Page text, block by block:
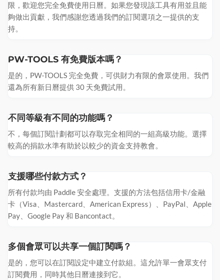
限，歡迎您完全免費使用日曆。如果您發現該工具有用並且能
夠做出貢獻，我們感謝您透過我們的訂閱選項之一提供的支
持。
PW-TOOLS 有免費版本嗎？
是的，PW-TOOLS 完全免費，可供財力有限的會眾使用。我們
還為所有新日曆提供 30 天免費試用。
不同等級有不同的功能嗎？
不，每個訂閱計劃都可以存取完全相同的一組高級功能。選擇
較高的捐款水準有助於以較少的資金支持教會。
支援哪些付款方式？
所有付款均由 Paddle 安全處理。支援的方法包括信用卡/金融
卡（Visa、Mastercard、American Express）、PayPal、Apple
Pay、Google Pay 和 Bancontact。
多個會眾可以共享一個訂閱嗎？
是的，您可以在訂閱設定中建立付款組。這允許單一會眾支付
訂閱費用，同時其他日曆連接到它。